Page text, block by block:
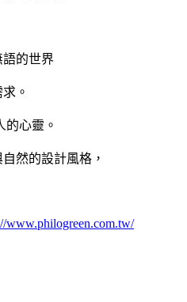
的世界
。
的心靈。
然的設計風格，
www.philogreen.com.tw/